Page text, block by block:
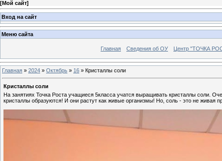
[Мой сайт]
Вход на сайт
Меню сайта
Главная Сведения об ОУ Центр "ТОЧКА
Главная » 2024 » Октябрь » 16 » Кристаллы соли
Кристаллы соли
На занятиях Точка Роста учащиеся 5класса учатся выращивать кристаллы соли.
кристаллы образуются! И они растут как живые организмы! Но, соль - это не живая